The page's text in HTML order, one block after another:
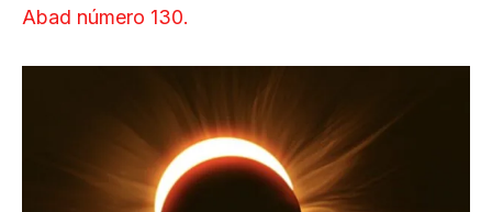
Abad número 130.